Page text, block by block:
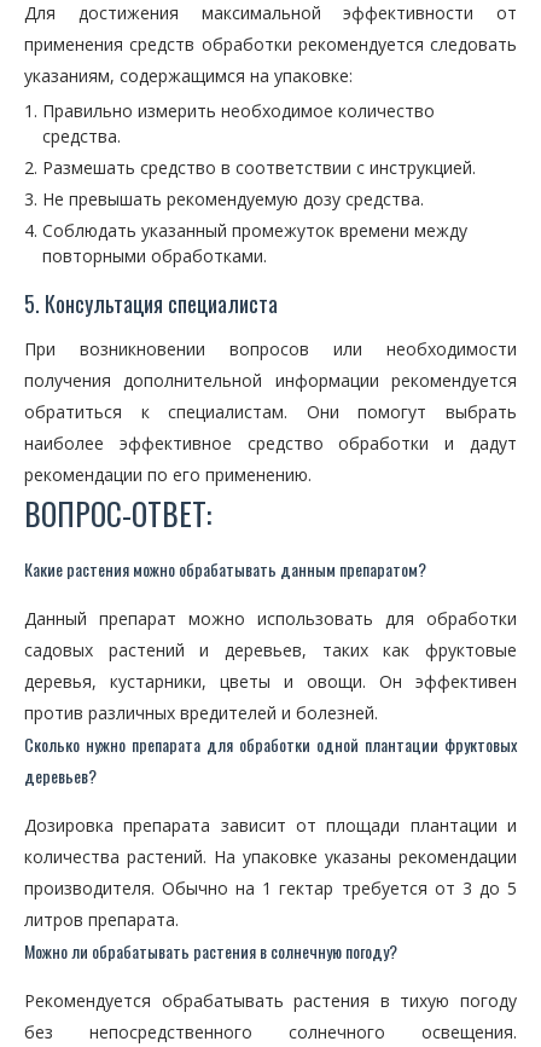
Для достижения максимальной эффективности от
применения средств обработки рекомендуется следовать
указаниям, содержащимся на упаковке:
Правильно измерить необходимое количество
средства.
Размешать средство в соответствии с инструкцией.
Не превышать рекомендуемую дозу средства.
Соблюдать указанный промежуток времени между
повторными обработками.
5. Консультация специалиста
При возникновении вопросов или необходимости
получения дополнительной информации рекомендуется
обратиться к специалистам. Они помогут выбрать
наиболее эффективное средство обработки и дадут
рекомендации по его применению.
ВОПРОС-ОТВЕТ:
Какие растения можно обрабатывать данным препаратом?
Данный препарат можно использовать для обработки
садовых растений и деревьев, таких как фруктовые
деревья, кустарники, цветы и овощи. Он эффективен
против различных вредителей и болезней.
Сколько нужно препарата для обработки одной плантации фруктовых
деревьев?
Дозировка препарата зависит от площади плантации и
количества растений. На упаковке указаны рекомендации
производителя. Обычно на 1 гектар требуется от 3 до 5
литров препарата.
Можно ли обрабатывать растения в солнечную погоду?
Рекомендуется обрабатывать растения в тихую погоду
без непосредственного солнечного освещения.